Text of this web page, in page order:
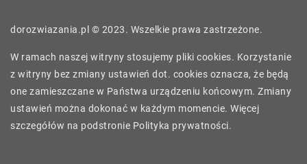
dorozwiazania.pl © 2023. Wszelkie prawa zastrzeżone.
W ramach naszej witryny stosujemy pliki cookies. Korzystanie
z witryny bez zmiany ustawień dot. cookies oznacza, że będą
one zamieszczane w Państwa urządzeniu końcowym. Zmiany
ustawień można dokonać w każdym momencie. Więcej
szczegółów na podstronie Polityka prywatności.